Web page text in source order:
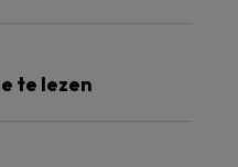
te lezen